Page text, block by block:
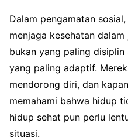
Dalam pengamatan
menjaga kesehatan
bukan yang paling
yang paling adaptif.
mendorong diri, dan
memahami bahwa hidup
hidup sehat pun perlu
situasi.